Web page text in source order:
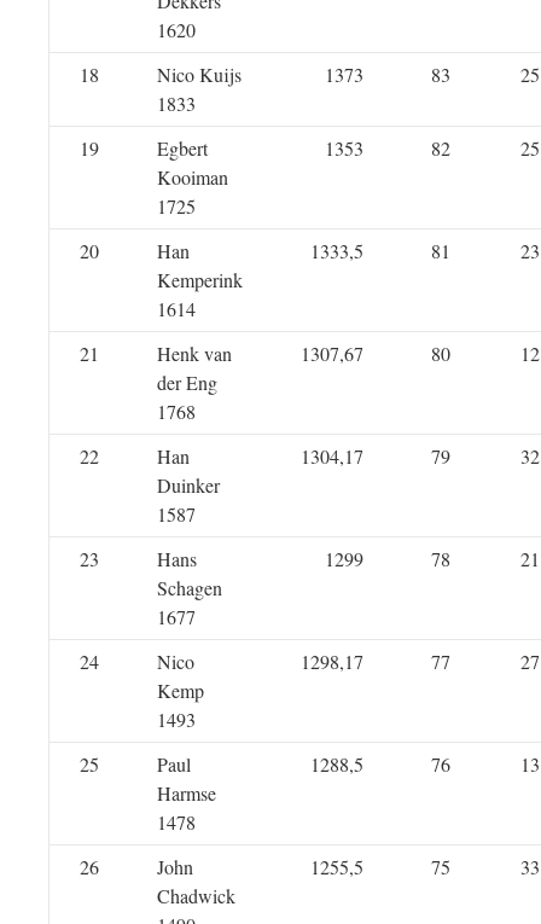
1620
18
Nico Kuijs
1833
1373 83 25
19
Egbert
Kooiman
1725
1353 82 25
20
Han
Kemperink
1614
1333,5 81 23
21
Henk van
der Eng
1768
1307,67 80 12
22
Han
Duinker
1587
1304,17 79 32
23
Hans
Schagen
1677
1299 78 21
24
Nico
Kemp
1493
1298,17 77 27
25
Paul
Harmse
1478
1288,5 76 13
26
John
Chadwick
1255,5 75 33